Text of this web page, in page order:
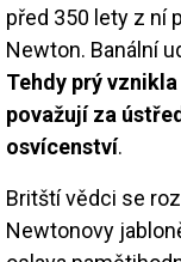
před 350 lety z ní
Newton. Banální
Tehdy prý
považují za
osvícenství.
Britští vědci se
Newtonovy